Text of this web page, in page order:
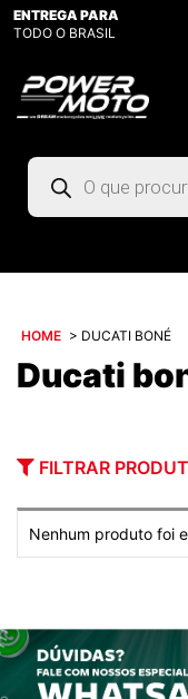
ENTREGA PARA
TODO O BRASIL
Pesquisar
produtos
HOME > DUCATI BONÉ
Ducati
FILTRAR
Nenhum produto foi